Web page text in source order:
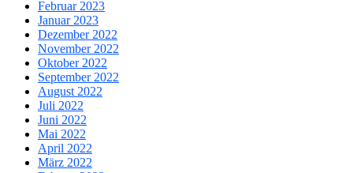
Februar 2023
Januar 2023
Dezember 2022
November 2022
Oktober 2022
September 2022
August 2022
Juli 2022
Juni 2022
Mai 2022
April 2022
März 2022